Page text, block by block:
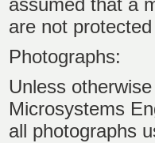
assumed that a
are not
Photographs:
Unless
Microsystems
all photographs